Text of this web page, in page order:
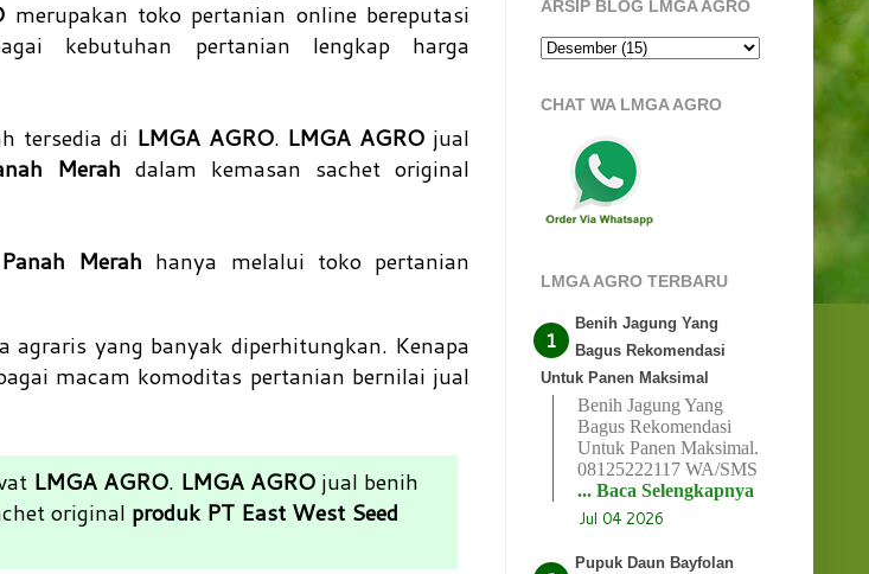
merupakan toko pertanian online bereputasi
kebutuhan pertanian lengkap harga
tersedia di LMGA AGRO. LMGA AGRO jual
Merahdalam kemasan sachet original
Merah hanya melalui toko pertanian
agraris yang banyak diperhitungkan. Kenapa
macam komoditas pertanian bernilai jual
LMGA AGRO. LMGA AGROjual benih
original produk PT East West Seed
ARSIP BLOG LMGA AGRO
CHAT WA LMGA AGRO
LMGA AGRO TERBARU
Benih Jagung Yang
Bagus Rekomendasi
Untuk Panen Maksimal
Benih Jagung Yang
Bagus Rekomendasi
Untuk Panen Maksimal.
08125222117 WA/SMS
... Baca Selengkapnya
Jul 04 2026
Pupuk Daun Bayfolan